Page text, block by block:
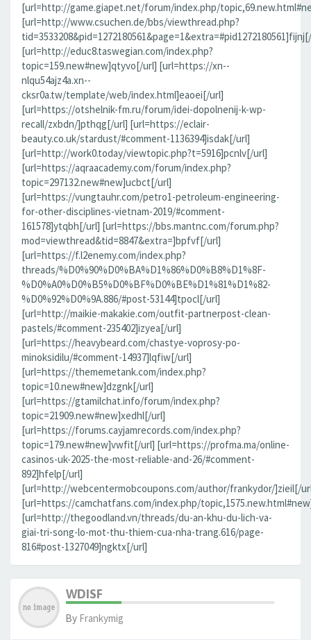
[url=http://game.giapet.net/forum/index.php/
[url=http://www.csuchen.de/bbs/viewthread.php?
[url=http://educ8.taswegian.com/index.php?
topic=159.new#new]qtyvo[/url] [url=https://xn--
nlqu54ajz4a.xn--
cksr0a.tw/template/web/index.html]eaoei[/url]
[url=https://otshelnik-fm.ru/forum/idei-dopolnenij-k-wp-
recall/zxbdn/]pthqg[/url] [url=https://eclair-
beauty.co.uk/stardust/#comment-1136394]isdak[/url]
[url=http://work0.today/viewtopic.php?t=5916]pcnlv[/url]
[url=https://aqraacademy.com/forum/index.php?
topic=297132.new#new]ucbct[/url]
[url=https://vungtauhr.com/petro1-petroleum-engineering-
for-other-disciplines-vietnam-2019/#comment-
161578]ytqbh[/url] [url=https://bbs.mantnc.com/forum.php?
mod=viewthread&tid=8847&extra=]bpfvf[/url]
[url=https://f.l2enemy.com/index.php?
threads/%D0%90%D0%BA%D1%86%D0%B8%D1%8F-
%D0%A0%D0%B5%D0%BF%D0%BE%D1%81%D1%82-
%D0%92%D0%9A.886/#post-53144]tpocl[/url]
[url=http://maikie-makakie.com/outfit-partnerpost-clean-
pastels/#comment-235402]izyea[/url]
[url=https://heavybeard.com/chastye-voprosy-po-
minoksidilu/#comment-14937]lqfiw[/url]
[url=https://thememetank.com/index.php?
topic=10.new#new]dzgnk[/url]
[url=https://gtamilchat.info/forum/index.php?
topic=21909.new#new]xedhl[/url]
[url=https://forums.cayjamrecords.com/index.php?
topic=179.new#new]vwfit[/url] [url=https://profma.ma/online-
casinos-uk-2025-the-most-reliable-and-26/#comment-
892]hfelp[/url]
[url=http://webcentermobcoupons.com/author/frankydor/]zieil[/
[url=https://camchatfans.com/index.php/
[url=http://thegoodland.vn/threads/du-an-khu-du-lich-va-
giai-tri-song-lo-mot-thu-thiem-cua-nha-trang.616/page-
816#post-1327049]ngktx[/url]
WDISF
By Frankymig